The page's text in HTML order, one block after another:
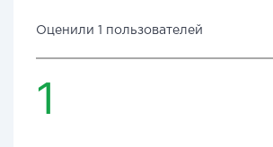
Оценили 1 пользователей
1